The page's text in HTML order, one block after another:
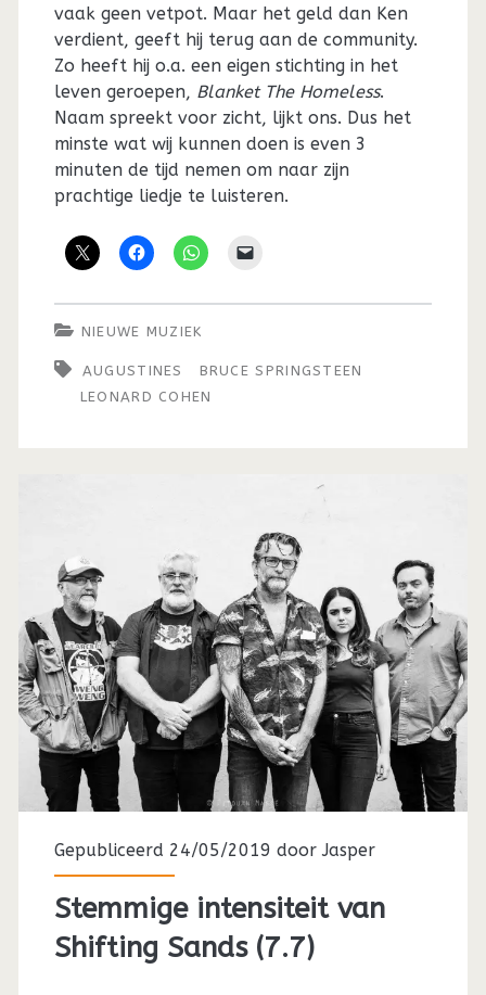
vaak geen vetpot. Maar het geld dan Ken
verdient, geeft hij terug aan de community.
Zo heeft hij o.a. een eigen stichting in het
leven geroepen, Blanket The Homeless.
Naam spreekt voor zicht, lijkt ons. Dus het
minste wat wij kunnen doen is even 3
minuten de tijd nemen om naar zijn
prachtige liedje te luisteren.
NIEUWE MUZIEK
AUGUSTINES
BRUCE SPRINGSTEEN
LEONARD COHEN
Gepubliceerd 24/05/2019 doorJasper
Stemmige intensiteit van
Shifting Sands (7.7)